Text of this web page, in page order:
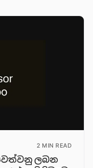
2 MIN READ
පවත්වනු ලබන